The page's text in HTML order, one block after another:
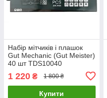
Набір мітчиків і плашок
Gut Mechanic (Gut Meister)
40 шт TDS10040
1 220 ₴ 1 800 ₴
Купити